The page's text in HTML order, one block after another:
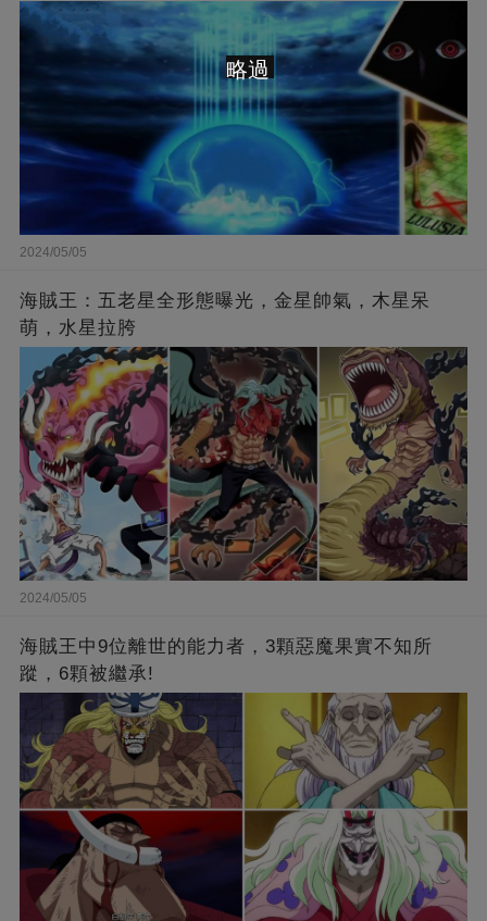
2024/05/05
海賊王：五老星全形態曝光，金星帥氣，木星呆
萌，水星拉胯
2024/05/05
海賊王中9位離世的能力者，3顆惡魔果實不知所
蹤，6顆被繼承!
略過